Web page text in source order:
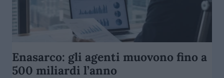
Enasarco: gli agenti muovono fino a
500 miliardi l’anno